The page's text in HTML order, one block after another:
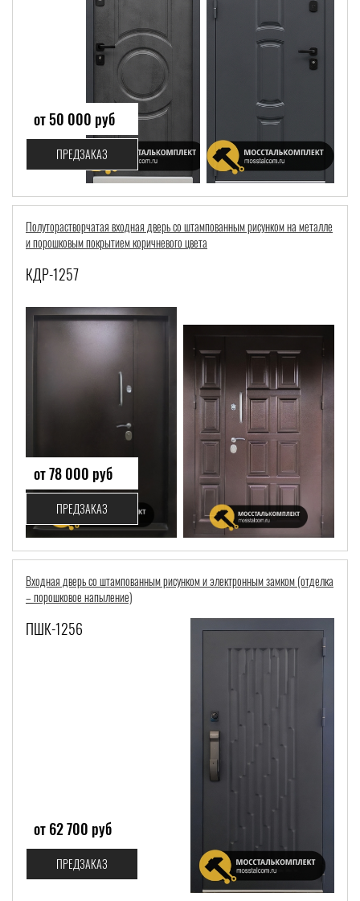
от 50 000 руб
ПРЕДЗАКАЗ
Полуторастворчатая входная дверь со штампованным рисунком на металле
и порошковым покрытием коричневого цвета
КДР-1257
от 78 000 руб
ПРЕДЗАКАЗ
Входная дверь со штампованным рисунком и электронным замком (отделка
– порошковое напыление)
ПШК-1256
от 62 700 руб
ПРЕДЗАКАЗ